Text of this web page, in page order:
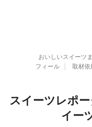
おいしいスイーツ
フィール
取材依
スイーツレポ
イー